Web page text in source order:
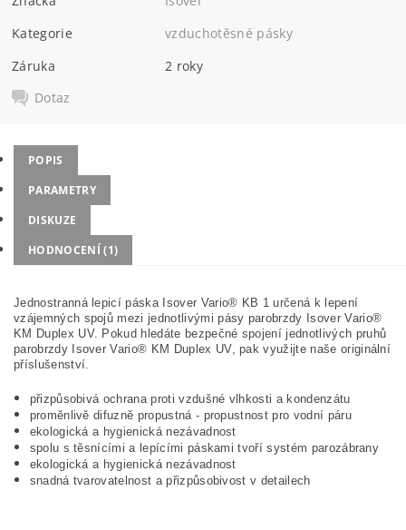
Kategorie
vzduchotěsné pásky
Záruka
2 roky
Dotaz
POPIS
PARAMETRY
DISKUZE
HODNOCENÍ (1)
Jednostranná lepicí páska Isover Vario® KB 1 určená k lepení
vzájemných spojů mezi jednotlivými pásy parobrzdy Isover Vario®
KM Duplex UV. Pokud hledáte bezpečné spojení jednotlivých pruhů
parobrzdy Isover Vario® KM Duplex UV, pak využijte naše originální
příslušenství.
přizpůsobivá ochrana proti vzdušné vlhkosti a kondenzátu
proměnlivě difuzně propustná - propustnost pro vodní páru
ekologická a hygienická nezávadnost
spolu s těsnícími a lepícími páskami tvoří systém parozábrany
ekologická a hygienická nezávadnost
snadná tvarovatelnost a přizpůsobivost v detailech